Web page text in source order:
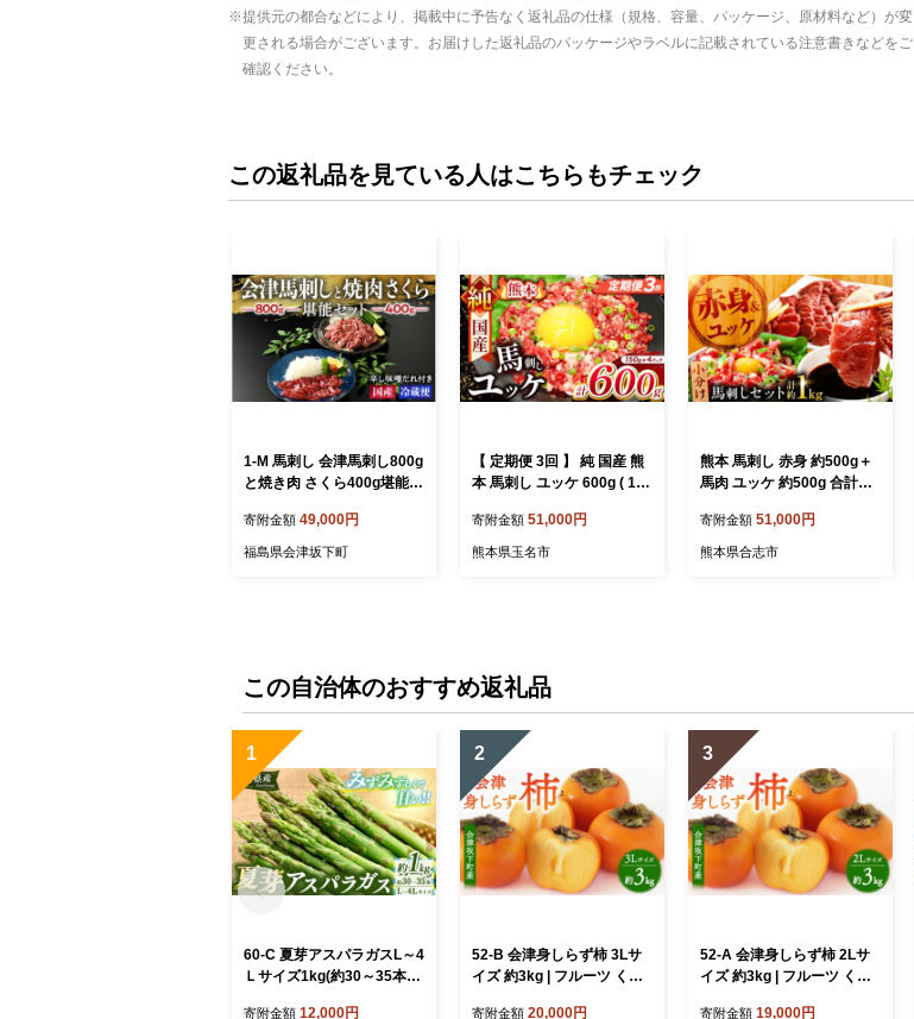
提供元の都合などにより、掲載中に予告なく返礼品の仕様（規格、容量、パッケージ、原材料など）が変
更される場合がございます。お届けした返礼品のパッケージやラベルに記載されている注意書きなどをご
確認ください。
この返礼品を見ている人はこちらもチェック
1-M 馬刺し 会津馬刺し800g
と焼き肉 さくら400g堪能セ
馬刺しモモ バラスライス 新
鮮 馬焼肉 馬ユッケ 特製辛
寄附金額 49,000円
福島県会津坂下町
【 定期便 3回 】 純 国産 熊
本 馬刺し ユッケ 600g ( 150
おにく 馬 馬刺 ゆっけ 桜ゆ
っけ 桜ユッケ 馬肉 小分け
寄附金額 51,000円
熊本県玉名市
熊本 馬刺し 赤身 約500g＋
馬肉 ユッケ 約500g 合計約1
ユッケ ゆっけ 馬肉 冷凍 桜
肉 肉 【くまもと食彩の力】
寄附金額 51,000円
熊本県合志市
この自治体のおすすめ返礼品
1
60-C 夏芽アスパラガスL～4
Ｌサイズ1kg(約30～35本)
寄附金額 12,000円
2
52-B 会津身しらず柿 3Lサ
イズ 約3kg | フルーツ くだ
寄附金額 20,000円
3
52-A 会津身しらず柿 2Lサ
イズ 約3kg | フルーツ くだ
寄附金額 19,000円